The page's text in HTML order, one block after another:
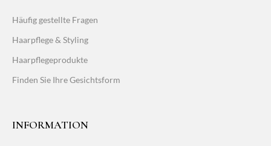
Häufig gestellte Fragen
Haarpflege & Styling
Haarpflegeprodukte
Finden Sie Ihre Gesichtsform
INFORMATION